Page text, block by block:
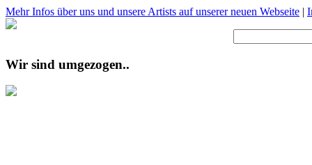
Mehr Infos über uns und unsere Artists auf unserer neuen Webseite |
Wir sind umgezogen..